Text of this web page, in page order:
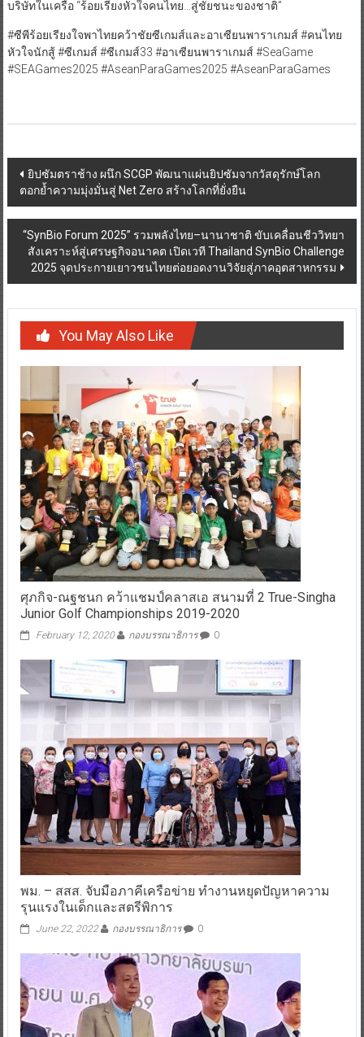
บริษัทในเครือ “ร้อยเรียงหัวใจคนไทย…สู่ชัยชนะของชาติ”
#ซีพีร้อยเรียงใจพาไทยคว้าชัยซีเกมส์และอาเซียนพาราเกมส์ #คนไทย
หัวใจนักสู้ #ซีเกมส์ #ซีเกมส์33 #อาเซียนพาราเกมส์ #SeaGame
#SEAGames2025 #AseanParaGames2025 #AseanParaGames
Post
navigation
ยิปซัมตราช้าง ผนึก SCGP พัฒนาแผ่นยิปซัมจากวัสดุรักษ์โลก
ตอกย้ำความมุ่งมั่นสู่ Net Zero สร้างโลกที่ยั่งยืน
“SynBio Forum 2025” รวมพลังไทย–นานาชาติ ขับเคลื่อนชีววิทยา
สังเคราะห์สู่เศรษฐกิจอนาคต เปิดเวที Thailand SynBio Challenge
2025 จุดประกายเยาวชนไทยต่อยอดงานวิจัยสู่ภาคอุตสาหกรรม
You May Also Like
ศุภกิจ-ณฐชนก คว้าแชมป์คลาสเอ สนามที่ 2 True-Singha
Junior Golf Championships 2019-2020
February 12, 2020 กองบรรณาธิการ 0
พม. – สสส. จับมือภาคีเครือข่าย ทำงานหยุดปัญหาความ
รุนแรงในเด็กและสตรีพิการ
June 22, 2022 กองบรรณาธิการ 0